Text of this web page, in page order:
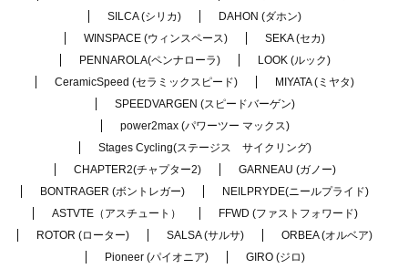
SILCA (シリカ)
DAHON (ダホン)
WINSPACE (ウィンスペース)
SEKA (セカ)
PENNAROLA(ペンナローラ)
LOOK (ルック)
CeramicSpeed (セラミックスピード)
MIYATA (ミヤタ)
SPEEDVARGEN (スピードバーゲン)
power2max (パワーツー マックス)
Stages Cycling(ステージス サイクリング)
CHAPTER2(チャプター2)
GARNEAU (ガノー)
BONTRAGER (ボントレガー)
NEILPRYDE(ニールプライド)
ASTVTE（アスチュート）
FFWD (ファストフォワード)
ROTOR (ローター)
SALSA (サルサ)
ORBEA (オルベア)
Pioneer (パイオニア)
GIRO (ジロ)